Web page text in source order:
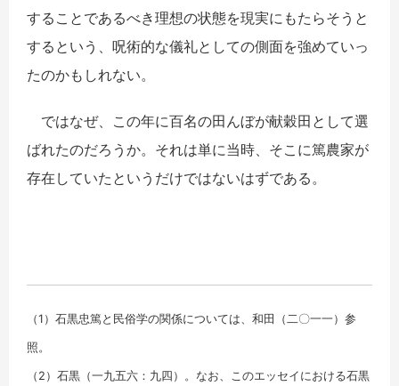
することであるべき理想の状態を現実にもたらそうと
するという、呪術的な儀礼としての側面を強めていっ
たのかもしれない。
ではなぜ、この年に百名の田んぼが献穀田として選
ばれたのだろうか。それは単に当時、そこに篤農家が
存在していたというだけではないはずである。
（1）石黒忠篤と民俗学の関係については、和田（二〇一一）参
照。
（2）石黒（一九五六：九四）。なお、このエッセイにおける石黒